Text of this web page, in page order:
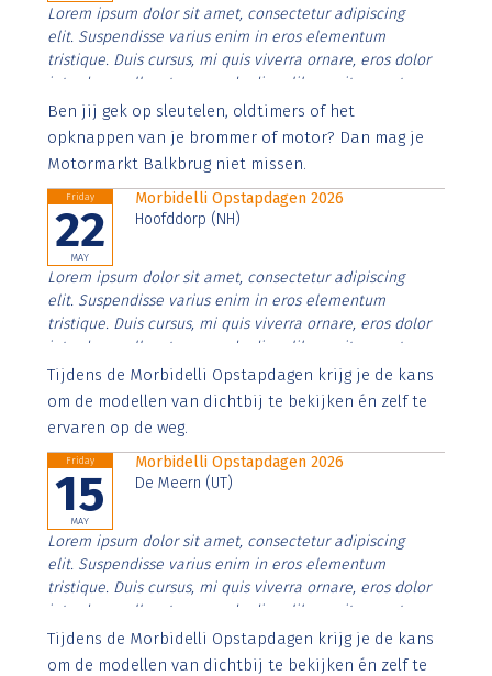
Lorem ipsum dolor sit amet, consectetur adipiscing
elit. Suspendisse varius enim in eros elementum
tristique. Duis cursus, mi quis viverra ornare, eros dolor
interdum nulla, ut commodo diam libero vitae erat.
Aenean faucibus nibh et justo cursus id rutrum lorem
imperdiet. Nunc ut sem vitae risus tristique posuere.
Ben jij gek op sleutelen, oldtimers of het
opknappen van je brommer of motor? Dan mag je
Motormarkt Balkbrug niet missen.
Friday
22
MAY
Morbidelli Opstapdagen 2026
Hoofddorp (NH)
Lorem ipsum dolor sit amet, consectetur adipiscing
elit. Suspendisse varius enim in eros elementum
tristique. Duis cursus, mi quis viverra ornare, eros dolor
interdum nulla, ut commodo diam libero vitae erat.
Aenean faucibus nibh et justo cursus id rutrum lorem
imperdiet. Nunc ut sem vitae risus tristique posuere.
Tijdens de Morbidelli Opstapdagen krijg je de kans
om de modellen van dichtbij te bekijken én zelf te
ervaren op de weg.
Friday
15
MAY
Morbidelli Opstapdagen 2026
De Meern (UT)
Lorem ipsum dolor sit amet, consectetur adipiscing
elit. Suspendisse varius enim in eros elementum
tristique. Duis cursus, mi quis viverra ornare, eros dolor
interdum nulla, ut commodo diam libero vitae erat.
Aenean faucibus nibh et justo cursus id rutrum lorem
imperdiet. Nunc ut sem vitae risus tristique posuere.
Tijdens de Morbidelli Opstapdagen krijg je de kans
om de modellen van dichtbij te bekijken én zelf te